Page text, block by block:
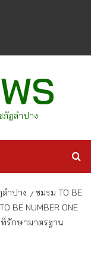
ภัฏลำปาง
ำปาง
ชมรม TO BE
BE NUMBER ONE
รักษามาตรฐาน